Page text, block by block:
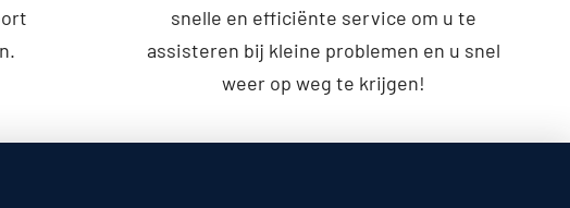
snelle en efficiënte service om u te
assisteren bij kleine problemen en u snel
weer op weg te krijgen!